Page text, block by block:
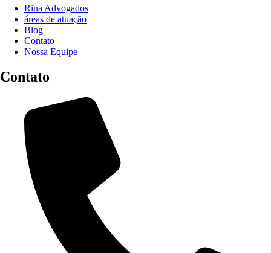
Rina Advogados
áreas de atuação
Blog
Contato
Nossa Equipe
Contato